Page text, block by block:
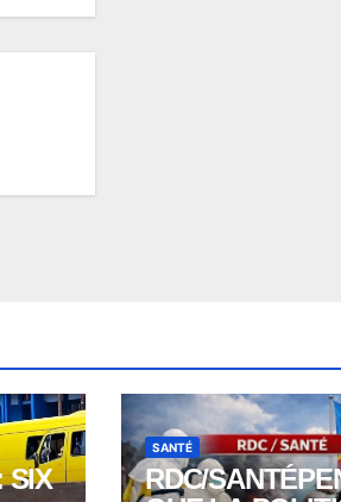
SIX
SANTÉ
RDC/